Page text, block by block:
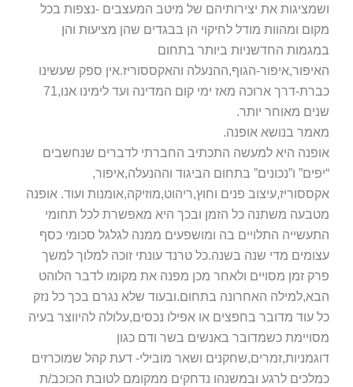
ושמציגות את יצירותיהם של מיטב המעצבים -נצפות בכל
מקום ומהוות מודל לחיקוי הן בבגדים שהן מציעות והן
במגמות החדשניות ביותר בתחום
האיפור,איפור-הגוף,ההנעלה והאקססוריז.אין ספק שעשינו
כברת-דרך ארוכה מאז ימי קום המדינה ועד לימינו אנו,71
שנים מאוחר יותר.
מאמר בנושא אופנה.
אופנה היא למעשה התכתיב החברתי לדברים שנחשבים
“יפים” ו”נכונים” בתחום הביגוד וההנעלה,איפור,
אקססוריז,עיצוב פנים וחוץ,ריהוט,מוזיקה,אומנות ועוד. אופנה
מטבעה משתנה כל הזמן ובכך היא מאפשרת לכל תחומי
התעשייה התלויים בה ומושפעים ממנה לגלגל סכומי כסף
עצומים מדי שנה בשנה.כל טרנד עונתי זוכה למלוך למשך
פרק זמן מסויים ולאחר מכן מפנה את מקומו לדבר הלוהט
הבא,למילה האחרונה בתחום.ובעוד שלא נגרם בכך כל נזק
כל עוד מדובר בחפצים או אפילו נכסים,עלולה להיווצר בעיה
מסויימת כשמדובר באנשים בשר ודם כגון
דוגמניות,זמרים,שחקנים ושאר מובילי- דעת קהל שמוכרזים
כמלכים לרגע ובמשנהו נדחקים ממקומם לטובת הכוכב/ת